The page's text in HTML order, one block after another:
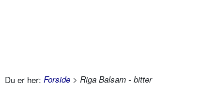
Du er her: Forside > Riga Balsam - bitter